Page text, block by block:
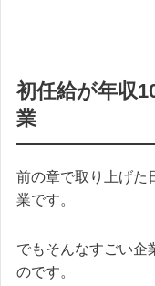
初任給が年収
業
前の章で取り上げた
業です。
でもそんなすごい企
のです。